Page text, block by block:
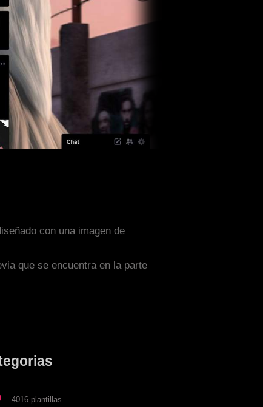
con una imagen de
que se encuentra en la parte
4016 plantillas